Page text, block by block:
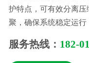
护特点，可有效分离
聚，确保系统稳定运行
服务热线： 182-